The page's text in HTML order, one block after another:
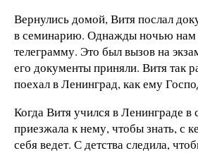
Вернулись домой, Витя послал
в семинарию. Однажды ночью нам
телеграмму. Это был вызов на
его документы приняли. Витя так
поехал в Ленинград, как ему
Когда Витя учился в Ленинграде в
приезжала к нему, чтобы знать, с
себя ведет. С детства следила,